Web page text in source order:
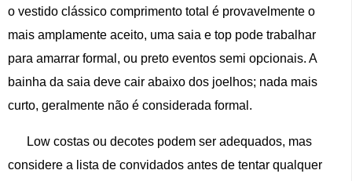
o vestido clássico comprimento total é provavelmente o
mais amplamente aceito, uma saia e top pode trabalhar
para amarrar formal, ou preto eventos semi opcionais. A
bainha da saia deve cair abaixo dos joelhos; nada mais
curto, geralmente não é considerada formal.
Low costas ou decotes podem ser adequados, mas
considere a lista de convidados antes de tentar qualquer